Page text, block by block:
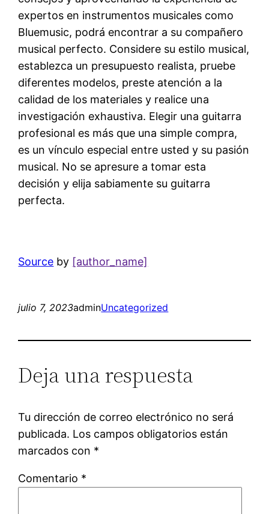
expertos en instrumentos musicales como
Bluemusic, podrá encontrar a su compañero
musical perfecto. Considere su estilo musical,
establezca un presupuesto realista, pruebe
diferentes modelos, preste atención a la
calidad de los materiales y realice una
investigación exhaustiva. Elegir una guitarra
profesional es más que una simple compra,
es un vínculo especial entre usted y su pasión
musical. No se apresure a tomar esta
decisión y elija sabiamente su guitarra
perfecta.
Source by [author_name]
julio 7, 2023adminUncategorized
Deja una respuesta
Tu dirección de correo electrónico no será
publicada. Los campos obligatorios están
marcados con *
Comentario *